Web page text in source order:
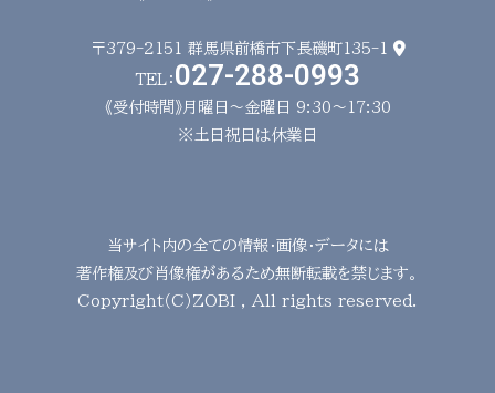
〒379-2151 群馬県前橋市下長磯町135-1
TEL： 027-288-0993
《受付時間》月曜日～金曜日 9:30～17:30
※土日祝日は休業日
当サイト内の全ての情報・画像・データには
著作権及び肖像権があるため無断転載を禁じます。
Copyright（C）ZOBI , All rights reserved.